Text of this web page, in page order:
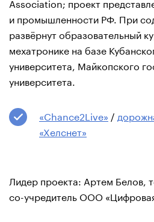
и промышленности РФ. При
развёрнут образовательный
мехатронике на базе
университета, Майкопского
университета.
«Chance2Live» /
«Хелснет»
Лидер проекта: Артем Белов,
со-учредитель ООО